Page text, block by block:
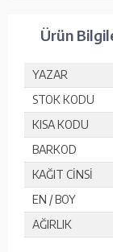
Ürün
YAZAR
STOK KODU
KISA KODU
BARKOD
KAĞIT CİNSİ
EN / BOY
AĞIRLIK